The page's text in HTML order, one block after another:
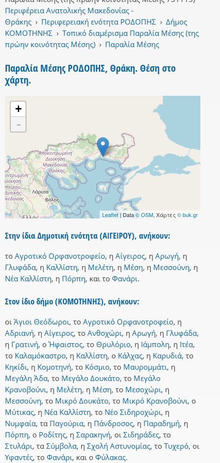
Περιφέρεια Ανατολικής Μακεδονίας -
Θράκης › Περιφερειακή ενότητα ΡΟΔΟΠΗΣ › Δήμος
ΚΟΜΟΤΗΝΗΣ › Τοπικό διαμέρισμα Παραλία Μέσης (της
πρώην κοινότητας Μέσης) › Παραλία Μέσης
Παραλία Μέσης ΡΟΔΟΠΗΣ, Θράκη. Θέση στο
χάρτη.
+
-
Leaflet | Data© OSM, Χάρτες © buk.gr
Στην ίδια Δημοτική ενότητα (ΑΙΓΕΙΡΟΥ), ανήκουν:
το Αγροτικό Ορφανοτροφείο, η Αίγειρος, η Αρωγή, η
Γλυφάδα, η Καλλίστη, η Μελέτη, η Μέση, η Μεσσούνη, η
Νέα Καλλίστη, η Πόρπη, και το Φανάρι.
Στον ίδιο δήμο (ΚΟΜΟΤΗΝΗΣ), ανήκουν:
οι Άγιοι Θεόδωροι, το Αγροτικό Ορφανοτροφείο, η
Αδριανή, η Αίγειρος, το Ανθοχώρι, η Αρωγή, η Γλυφάδα,
η Γρατινή, ο Ήφαιστος, το Θρυλόριο, η Ιάμπολη, η Ιτέα,
το Καλαμόκαστρο, η Καλλίστη, ο Κάλχας, η Καρυδιά, το
Κηκίδι, η Κομοτηνή, το Κόσμιο, το Μαυρομμάτι, η
Μεγάλη Άδα, το Μεγάλο Δουκάτο, το Μεγάλο
Κρανοβούνι, η Μελέτη, η Μέση, το Μεσοχώρι, η
Μεσσούνη, το Μικρό Δουκάτο, το Μικρό Κρανοβούνι, ο
Μύτικας, η Νέα Καλλίστη, το Νέο Σιδηροχώρι, η
Νυμφαία, τα Παγούρια, η Πάνδροσος, η Παραδημή, η
Πόρπη, ο Ροδίτης, η Σαρακηνή, οι Σιδηράδες, το
Στυλάρι, τα Σύμβολα, η Σχολή Αστυνομίας, το Τυχερό, οι
Υφαντές, το Φανάρι, και ο Φύλακας.